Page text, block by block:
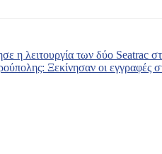
η λειτουργία των δύο Seatrac
Ξεκίνησαν οι εγγραφές